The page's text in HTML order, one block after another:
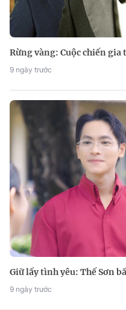
Rừng vàng: Cuộc chiến
9 ngày trước
Giữ lấy tình yêu: Thế Sơn
9 ngày trước